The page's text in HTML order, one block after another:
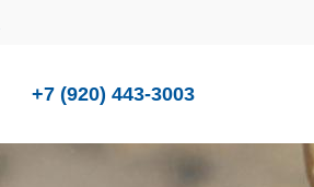
+7 (920) 443-3003